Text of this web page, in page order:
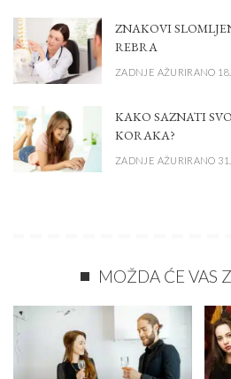
ZNAKOVI
REBRA
ZADNJE AŽURIRANO
KAKO SAZNATI
KORAKA?
ZADNJE AŽURIRANO
MOŽDA ĆE VAS